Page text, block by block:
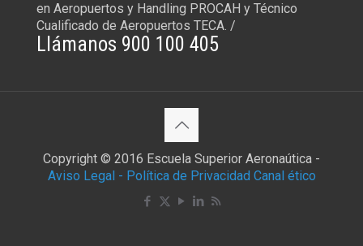
en Aeropuertos y Handling PROCAH y Técnico
Cualificado de Aeropuertos TECA. /
Llámanos 900 100 405
Copyright © 2016 Escuela Superior Aeronaútica -
Aviso Legal - Política de Privacidad Canal ético